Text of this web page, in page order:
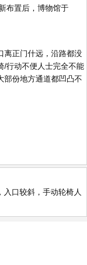
布置后，博物馆于
离正门什远，沿路都没
/行动不便人士完全不能
部份地方通道都凹凸不
口较斜，手动轮椅人